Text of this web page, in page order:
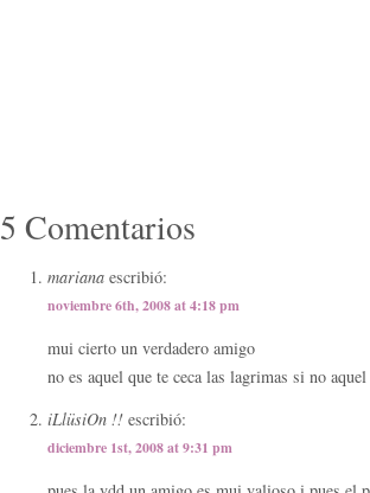
5 Comentarios
mariana escribió:
noviembre 6th, 2008 at 4:18 pm
mui cierto un verdadero amigo
no es aquel que te ceca las lagrimas si no
iLlüsiOn !! escribió:
diciembre 1st, 2008 at 9:31 pm